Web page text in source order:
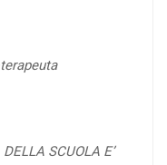
SCUOLA E’